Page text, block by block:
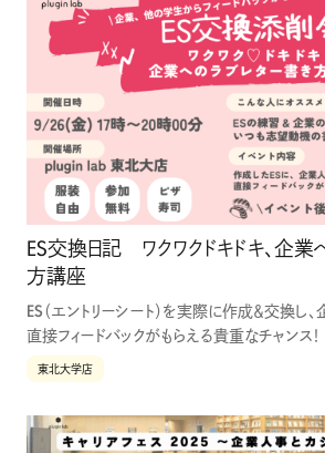
ES交換日記 ワクワクドキドキ、企業
方講座
ES（エントリーシート）を実際に作成＆交換
直接フィードバックがもらえる貴重なチャンス！
東北大学店